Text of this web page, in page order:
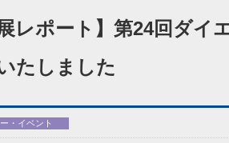
展レポート】第24回ダ
たしました
・イベント